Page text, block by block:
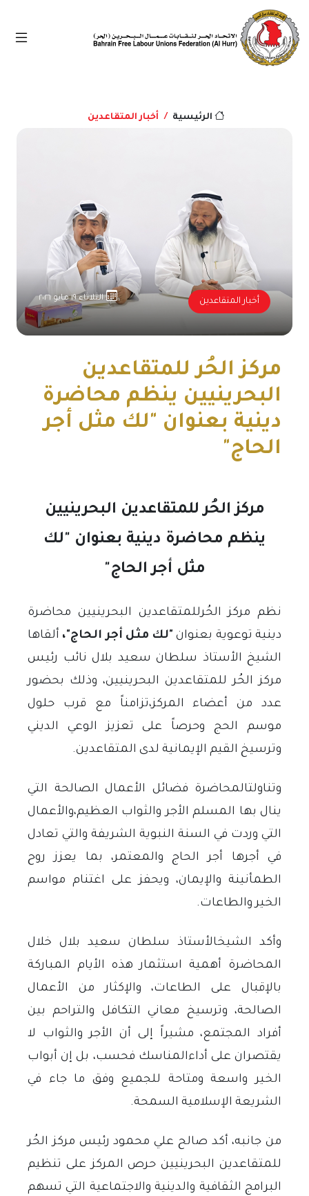
الرئيسية أخبار المتقاعدين
أخبار المتقاعدين الثلاثاء ١٩ مايو ٢٠٢٦
مركز الحُر للمتقاعدين
البحرينيين ينظم محاضرة
دينية بعنوان "لك مثل أجر
الحاج"
مركز الحُر للمتقاعدين البحرينيين
ينظم محاضرة دينية بعنوان "لك
مثل أجر الحاج"
نظم مركز الحُرللمتقاعدين البحرينيين محاضرة
دينية توعوية بعنوان "لك مثل أجر الحاج"، ألقاها
الشيخ الأستاذ سلطان سعيد بلال نائب رئيس
مركز الحُر للمتقاعدين البحرينيين، وذلك بحضور
عدد من أعضاء المركز،تزامناً مع قرب حلول
موسم الحج وحرصاً على تعزيز الوعي الديني
وترسيخ القيم الإيمانية لدى المتقاعدين.
وتناولتالمحاضرة فضائل الأعمال الصالحة التي
ينال بها المسلم الأجر والثواب العظيم،والأعمال
التي وردت في السنة النبوية الشريفة والتي تعادل
في أجرها أجر الحاج والمعتمر، بما يعزز روح
الطمأنينة والإيمان، ويحفز على اغتنام مواسم
الخير والطاعات.
وأكد الشيخالأستاذ سلطان سعيد بلال خلال
المحاضرة أهمية استثمار هذه الأيام المباركة
بالإقبال على الطاعات، والإكثار من الأعمال
الصالحة، وترسيخ معاني التكافل والتراحم بين
أفراد المجتمع، مشيراً إلى أن الأجر والثواب لا
يقتصران على أداءالمناسك فحسب، بل إن أبواب
الخير واسعة ومتاحة للجميع وفق ما جاء في
الشريعة الإسلامية السمحة.
من جانبه، أكد صالح علي محمود رئيس مركز الحُر
للمتقاعدين البحرينيين حرص المركز على تنظيم
البرامج الثقافية والدينية والاجتماعية التي تسهم